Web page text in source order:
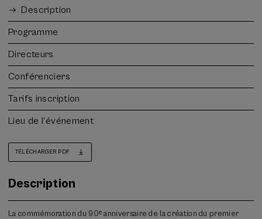
Description
Programme
Directeurs
Conférenciers
Tarifs inscription
Lieu de l'événement
TÉLÉCHARGER PDF
Description
La commémoration du 90ᵉ anniversaire de la création du premier